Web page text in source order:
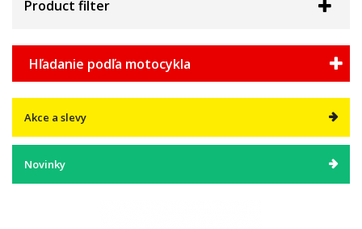
Product filter
Hľadanie podľa motocykla
Akce a slevy
Novinky